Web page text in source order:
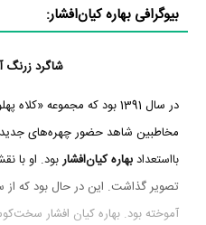
بیوگرافی بهاره کیان‌افشار:
شاگرد زرنگ
در سال 1391 بود که مجموعه
مخاطبین شاهد حضور چهره‌های
بااستعدادبهاره کیان‌افشاربود. او با
تصویر گذاشت. این در حال بود که از
آموخته بود. بهاره کیان افشار